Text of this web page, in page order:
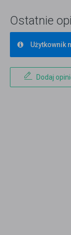
Ostatnie
Użytkownik
Dodaj